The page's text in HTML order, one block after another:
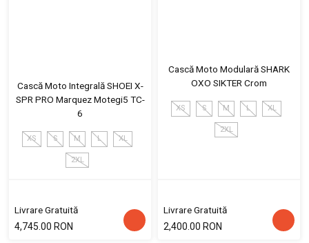
Cască Moto Integrală SHOEI X-
SPR PRO Marquez Motegi5 TC-
6
XS S M L XL
2XL
Livrare Gratuită
4,745.00 RON
Cască Moto Modulară SHARK
OXO SIKTER Crom
XS S M L XL
2XL
Livrare Gratuită
2,400.00 RON